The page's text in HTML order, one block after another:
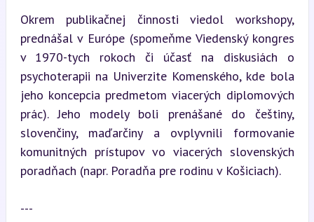
Okrem publikačnej činnosti viedol workshopy,
prednášal v Európe (spomeňme Viedenský kongres
v 1970-tych rokoch či účasť na diskusiách o
psychoterapii na Univerzite Komenského, kde bola
jeho koncepcia predmetom viacerých diplomových
prác). Jeho modely boli prenášané do češtiny,
slovenčiny, maďarčiny a ovplyvnili formovanie
komunitných prístupov vo viacerých slovenských
poradňach (napr. Poradňa pre rodinu v Košiciach).
---